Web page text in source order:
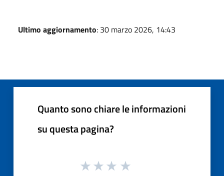
Ultimo aggiornamento: 30 marzo 2026, 14:43
Quanto sono chiare le informazioni
su questa pagina?